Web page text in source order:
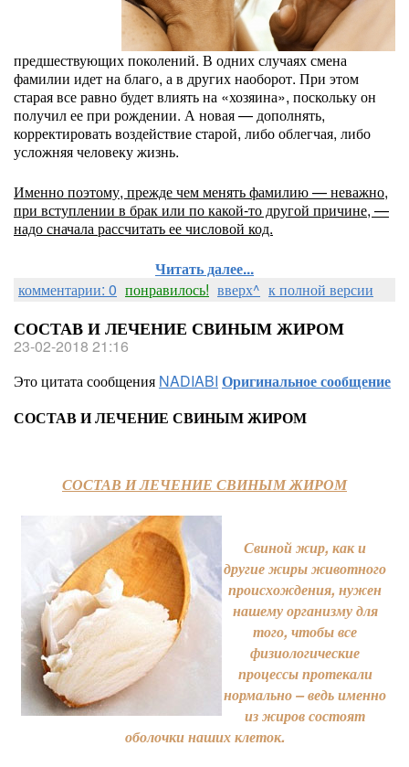
предшествующих поколений. В одних случаях смена
фамилии идет на благо, а в других наоборот. При этом
старая все равно будет влиять на «хозяина», поскольку он
получил ее при рождении. А новая — дополнять,
корректировать воздействие старой, либо облегчая, либо
усложняя человеку жизнь.
Именно поэтому, прежде чем менять фамилию — неважно,
при вступлении в брак или по какой-то другой причине, —
надо сначала рассчитать ее числовой код.
Читать далее...
комментарии: 0 понравилось! вверх^ к полной версии
СОСТАВ И ЛЕЧЕНИЕ СВИНЫМ ЖИРОМ
23-02-2018 21:16
Это цитата сообщения NADIABI Оригинальное сообщение
СОСТАВ И ЛЕЧЕНИЕ СВИНЫМ ЖИРОМ
СОСТАВ И ЛЕЧЕНИЕ СВИНЫМ ЖИРОМ
Свиной жир, как и
другие жиры животного
происхождения, нужен
нашему организму для
того, чтобы все
физиологические
процессы протекали
нормально – ведь именно
из жиров состоят
оболочки наших клеток.